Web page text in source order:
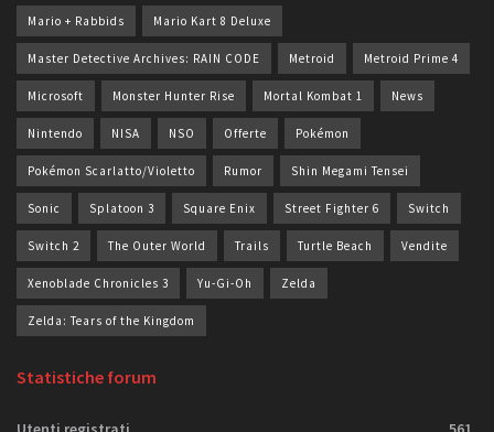
Mario + Rabbids Mario Kart 8 Deluxe
Master Detective Archives: RAIN CODE Metroid Metroid Prime 4
Microsoft Monster Hunter Rise Mortal Kombat 1 News
Nintendo NISA NSO Offerte Pokémon
Pokémon Scarlatto/Violetto Rumor Shin Megami Tensei
Sonic Splatoon 3 Square Enix Street Fighter 6 Switch
Switch 2 The Outer World Trails Turtle Beach Vendite
Xenoblade Chronicles 3 Yu-Gi-Oh Zelda
Zelda: Tears of the Kingdom
Statistiche forum